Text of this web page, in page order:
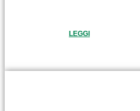
LEGGI